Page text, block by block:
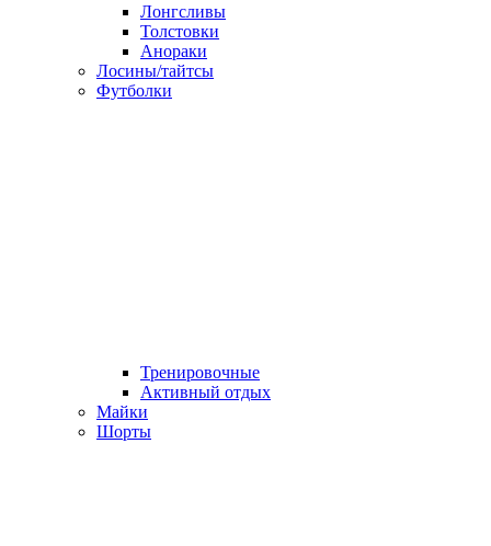
Лонгсливы
Толстовки
Анораки
Лосины/тайтсы
Футболки
Тренировочные
Активный отдых
Майки
Шорты